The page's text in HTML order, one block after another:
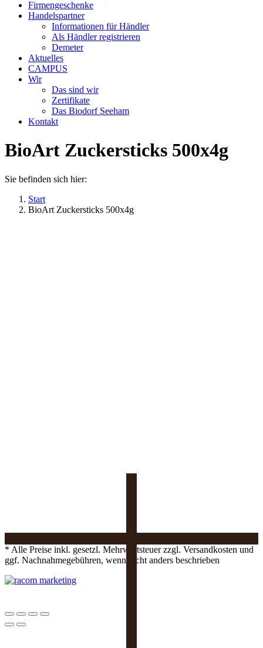
Firmengeschenke
Handelspartner
Informationen für Händler
Als Händler registrieren
Demeter
Aktuelles
CAMPUS
Wir
Das sind wir
Zertifikate
Das Biodorf Seeham
Kontakt
BioArt Zuckersticks 500x4g
Sie befinden sich hier:
Start
BioArt Zuckersticks 500x4g
* Alle Preise inkl. gesetzl. Mehrwertsteuer zzgl. Versandkosten und
ggf. Nachnahmegebühren, wenn nicht anders beschrieben